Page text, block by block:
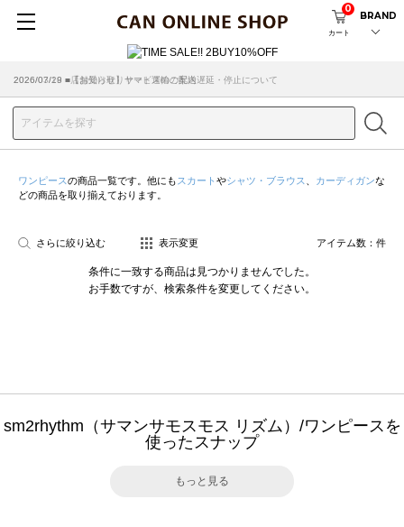
カート
0
BRAND
2026/07/29 ■【お知らせ】ヤマト運輸の配送遅延・停止について
2026/03/18 ■店舗受け取りサービスのご案内
ワンピースの商品一覧です。他にも スカート やシャツ・ブラウス カーディガンな
どの商品を取り揃えております。
さらに絞り込む 表示変更 アイテム数： 件
条件に一致する商品は見つかりませんでした。
お手数ですが、検索条件を変更してください。
sm2rhythm（サマンサモスモス リズム）/ワンピースを
使ったスナップ
もっと見る